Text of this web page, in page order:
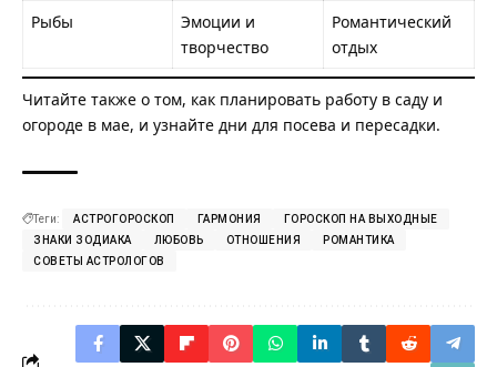
Рыбы
Эмоции и
творчество
Романтический
отдых
Читайте также о том, как планировать работу в саду и
огороде в мае, и узнайте дни для посева и пересадки.
Теги: АСТРОГОРОСКОП ГАРМОНИЯ
ГОРОСКОП НА ВЫХОДНЫЕ
ЗНАКИ ЗОДИАКА
ЛЮБОВЬ ОТНОШЕНИЯ
РОМАНТИКА
СОВЕТЫ АСТРОЛОГОВ